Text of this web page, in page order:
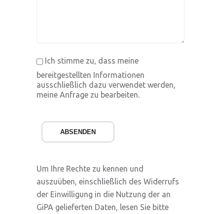
Ich stimme zu, dass meine
bereitgestellten Informationen
ausschließlich dazu verwendet werden,
meine Anfrage zu bearbeiten.
ABSENDEN
Um Ihre Rechte zu kennen und
auszuüben, einschließlich des Widerrufs
der Einwilligung in die Nutzung der an
GiPA gelieferten Daten, lesen Sie bitte